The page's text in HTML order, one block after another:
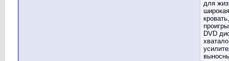
для
широкая
DVD